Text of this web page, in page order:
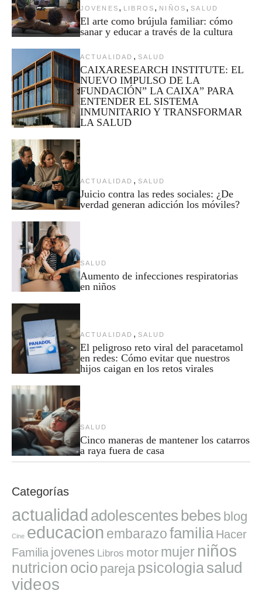
JOVENES , LIBROS , NIÑOS , SALUD
El arte como brújula familiar: cómo
sanar y educar a través de la cultura
ACTUALIDAD , SALUD
CAIXARESEARCH INSTITUTE: EL
NUEVO IMPULSO DE LA
FUNDACIÓN” LA CAIXA” PARA
ENTENDER EL SISTEMA
INMUNITARIO Y TRANSFORMAR
LA SALUD
ACTUALIDAD , SALUD
Juicio contra las redes sociales: ¿De
verdad generan adicción los móviles?
SALUD
Aumento de infecciones respiratorias
en niños
ACTUALIDAD , SALUD
El peligroso reto viral del paracetamol
en redes: Cómo evitar que nuestros
hijos caigan en los retos virales
SALUD
Cinco maneras de mantener los catarros
a raya fuera de casa
Categorías
actualidad adolescentes bebes blog
Cine educacion embarazofamilia Hacer
Familia jovenes Libros motor mujer niños
nutricion ocio pareja psicologia salud
videos